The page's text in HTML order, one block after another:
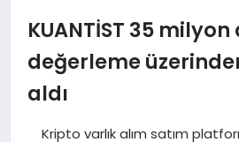
TEKNOLOJI
KUANTİST 35
değerleme
aldı
Kripto varlık alım satım